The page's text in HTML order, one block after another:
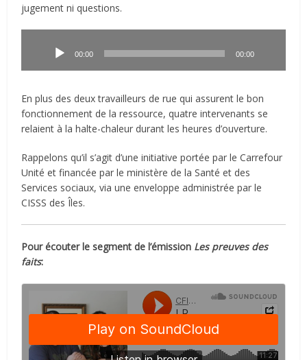
jugement ni questions.
00:00 00:00
En plus des deux travailleurs de rue qui assurent le bon
fonctionnement de la ressource, quatre intervenants se
relaient à la halte-chaleur durant les heures d’ouverture.
Rappelons qu’il s’agit d’une initiative portée par le Carrefour
Unité et financée par le ministère de la Santé et des
Services sociaux, via une enveloppe administrée par le
CISSS des Îles.
Pour écouter le segment de l’émission Les preuves des
faits: